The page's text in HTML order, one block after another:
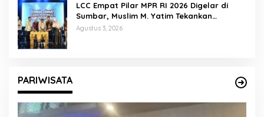
LCC Empat Pilar MPR RI 2026 Digelar di
Sumbar, Muslim M. Yatim Tekankan
Pentingnya Karakter Generasi Muda
Agustus 3, 2026
PARIWISATA